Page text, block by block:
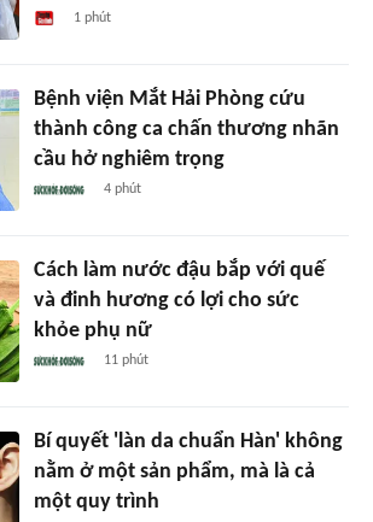
1 phút
Bệnh viện Mắt Hải Phòng cứu
thành công ca chấn thương nhãn
cầu hở nghiêm trọng
4 phút
Cách làm nước đậu bắp với quế
và đinh hương có lợi cho sức
khỏe phụ nữ
11 phút
Bí quyết 'làn da chuẩn Hàn' không
nằm ở một sản phẩm, mà là cả
một quy trình